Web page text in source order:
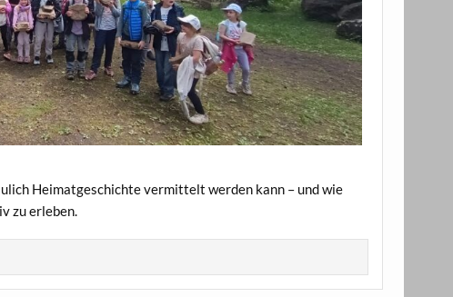
Heimatgeschichte vermittelt werden kann – und wie
zu erleben.